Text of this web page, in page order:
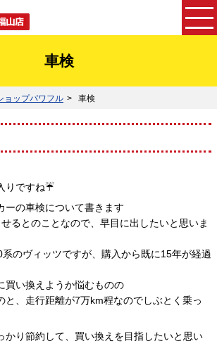
車検
ョップパワフル 車検
りですね☔️
ーの車検について書きます
るとのことなので、早目に出したいと思いま
のヴィッツですが、購入から既に15年が経過
買い換えようか悩むものの
と、走行距離が7万km程なのでしぶとく乗っ
かり節約して、買い換えを目指したいと思い